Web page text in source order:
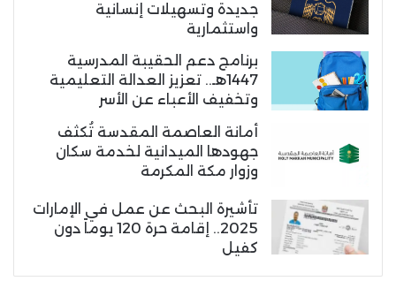
جديدة وتسهيلات إنسانية
واستثمارية
برنامج دعم الحقيبة المدرسية
1447هـ.. تعزيز العدالة التعليمية
وتخفيف الأعباء عن الأسر
أمانة العاصمة المقدسة تُكثف
جهودها الميدانية لخدمة سكان
وزوار مكة المكرمة
تأشيرة البحث عن عمل في الإمارات
2025.. إقامة حرة 120 يوماً دون
كفيل